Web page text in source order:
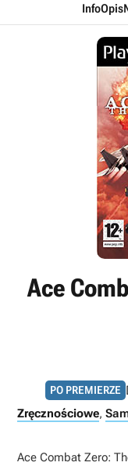
InfoOpis
Ace
PO PREMIERZE
Zręcznościowe,
Ace Combat Zero: